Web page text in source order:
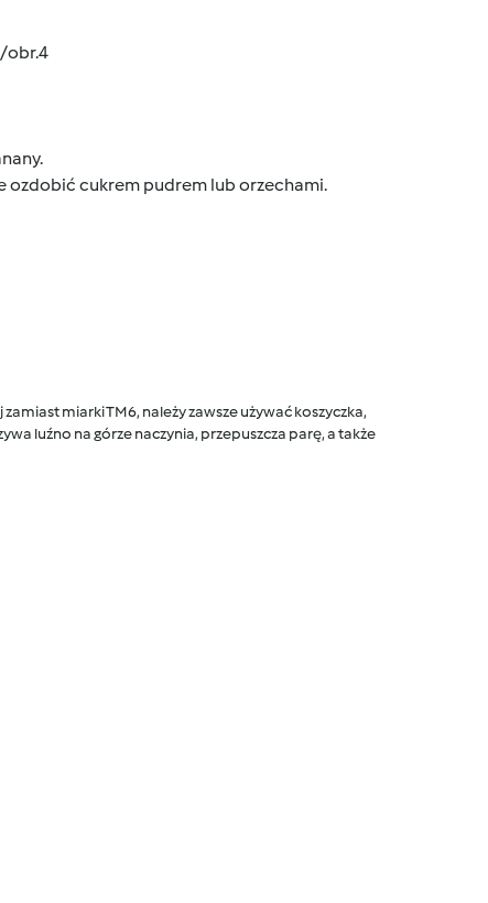
obr.4
ozdobić cukrem pudrem lub orzechami.
miarki TM6, należy zawsze używać koszyczka,
luźno na górze naczynia, przepuszcza parę, a także